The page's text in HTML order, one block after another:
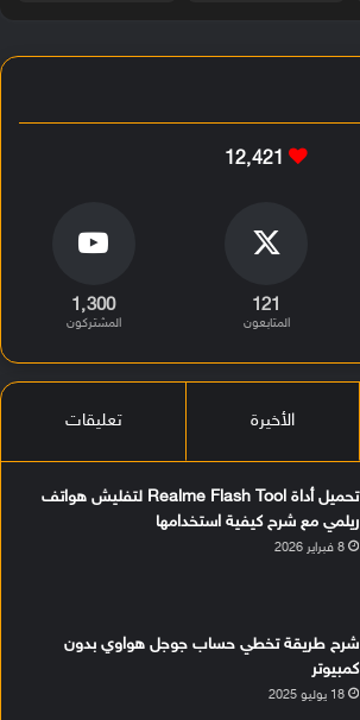
12٬421
121
المتابعون
1٬300
المشتركون
الأخيرة تعليقات
تحميل أداة Realme Flash Tool لتفليش هواتف
ريلمي مع شرح كيفية استخدامها
8 فبراير 2026
شرح طريقة تخطي حساب جوجل هواوي بدون
كمبيوتر
18 يوليو 2025